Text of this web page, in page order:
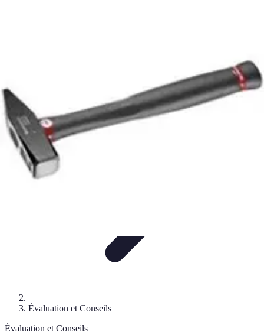
Évaluation et Conseils
Évaluation et Conseils